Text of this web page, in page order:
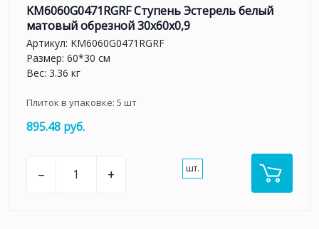
KM6060G0471RGRF Ступень Эстерель белый
матовый обрезной 30x60x0,9
Артикул: KM6060G0471RGRF
Размер: 60*30 см
Вес: 3.36 кг
Плиток в упаковке: 5 шт
895.48 руб.
– + шт.